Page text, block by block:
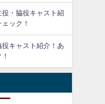
役・脇役キャスト紹
ック！
役キャスト紹介！あ